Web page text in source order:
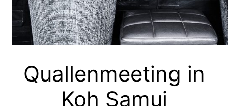
Quallenmeeting in
Koh Samui